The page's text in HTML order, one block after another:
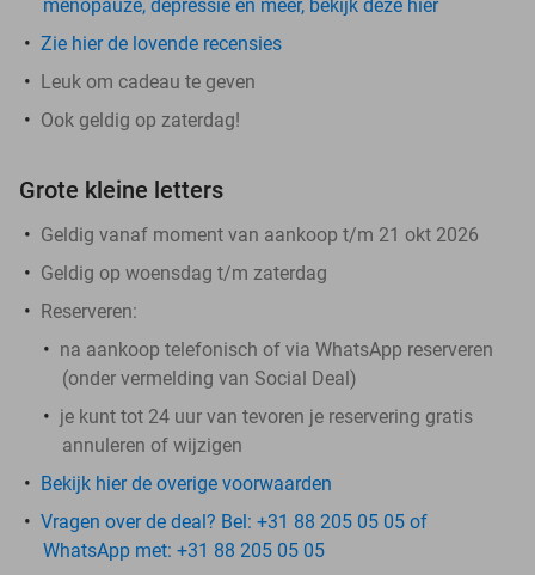
menopauze, depressie en meer, bekijk deze hier
Zie hier de lovende recensies
Leuk om cadeau te geven
Ook geldig op zaterdag!
Grote kleine letters
Geldig vanaf moment van aankoop t/m 21 okt 2026
Geldig op woensdag t/m zaterdag
Reserveren:
na aankoop telefonisch of via WhatsApp reserveren
(onder vermelding van Social Deal)
je kunt tot 24 uur van tevoren je reservering gratis
annuleren of wijzigen
Bekijk hier de overige voorwaarden
Vragen over de deal? Bel: +31 88 205 05 05 of
WhatsApp met: +31 88 205 05 05